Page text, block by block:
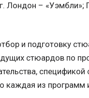
Лондон – «Уэмбли»;
и подготовку
стюардов по
спецификой
каждая из программ